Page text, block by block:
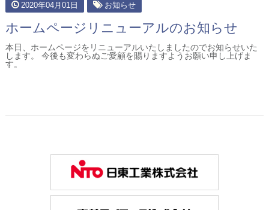
2020年04月01日 お知らせ
ホームページリニューアルのお知らせ
本日、ホームページをリニューアルいたしましたのでお知らせいた
します。 今後も変わらぬご愛顧を賜りますようお願い申し上げま
す。